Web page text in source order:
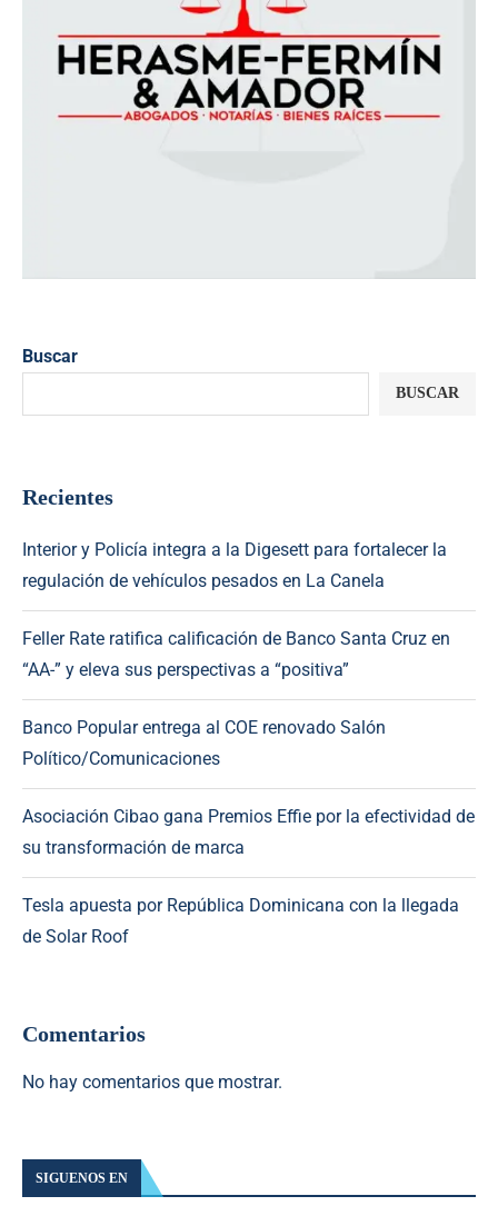
Buscar
BUSCAR
Recientes
Interior y Policía integra a la Digesett para fortalecer la
regulación de vehículos pesados en La Canela
Feller Rate ratifica calificación de Banco Santa Cruz en
“AA-” y eleva sus perspectivas a “positiva”
Banco Popular entrega al COE renovado Salón
Político/Comunicaciones
Asociación Cibao gana Premios Effie por la efectividad de
su transformación de marca
Tesla apuesta por República Dominicana con la llegada
de Solar Roof
Comentarios
No hay comentarios que mostrar.
SIGUENOS EN